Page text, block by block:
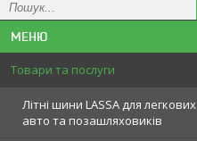
Товари та послуги
Літні шини LASSA для легкових
авто та позашляховиків